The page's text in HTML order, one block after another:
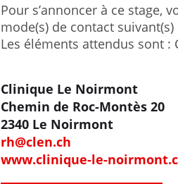
Pour s’annoncer à ce stage,
mode(s) de contact suivant(s)
Les éléments attendus sont :
Clinique Le Noirmont
Chemin de Roc-Montès 20
2340 Le Noirmont
rh@clen.ch
www.clinique-le-